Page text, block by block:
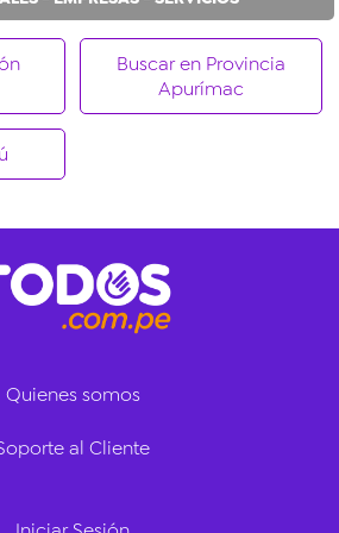
Buscar en Provincia
Apurímac
Quienes somos
al Cliente